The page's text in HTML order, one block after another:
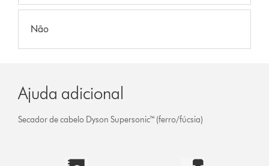
Não
Ajuda adicional
Secador de cabelo Dyson Supersonic™ (ferro/fúcsia)